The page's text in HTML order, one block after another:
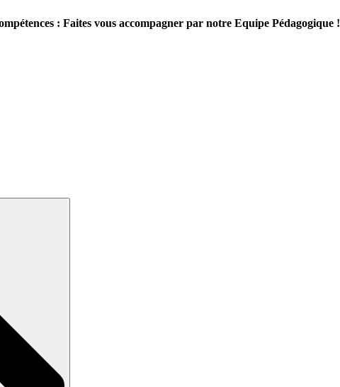
: Faites vous accompagner par notre Equipe Pédagogique !